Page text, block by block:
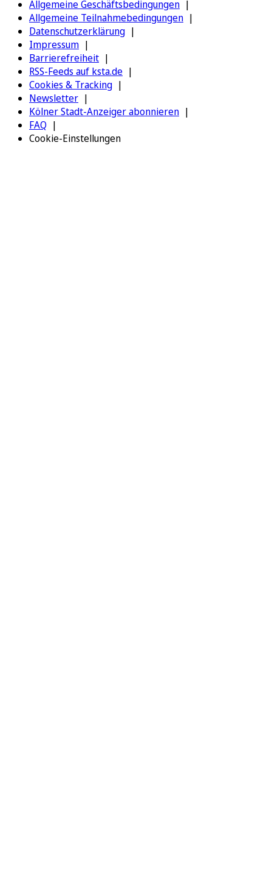
Allgemeine Geschäftsbedingungen
Allgemeine Teilnahmebedingungen
Datenschutzerklärung
Impressum
Barrierefreiheit
RSS-Feeds auf ksta.de
Cookies & Tracking
Newsletter
Kölner Stadt-Anzeiger abonnieren
FAQ
Cookie-Einstellungen